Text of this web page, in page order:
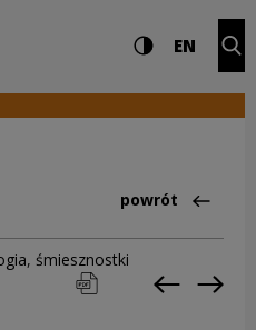
i Wysoki
EN
Powrót
powrót
, śmiesznostki
podziel się
drukuj pobierz